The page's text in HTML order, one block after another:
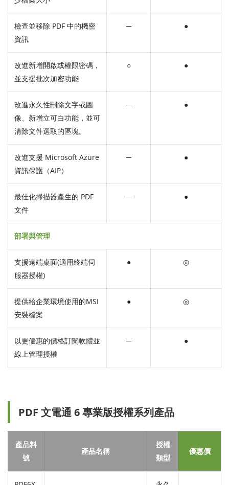
檢查並移除 PDF 中的機密
資訊
─ ●
改進新增開啟或權限密碼，
並支援批次加密功能
○ ●
改進永久性刪除文字或圖
像、新增立可白功能，並可
清除文件選取的區塊。
─ ●
改進支援 Microsoft Azure
資訊保護（AIP）
─ ●
最佳化掃描器產生的 PDF
文件
─ ●
部署與管理
支援遠端桌面(適用終端伺
服器授權)
● ◎
提供給企業環境使用的MSI
安裝檔案
● ◎
以更優惠的價格訂閱軟體並
線上管理授權
─ ●
PDF 文電通 6 專業版授權系列產品
產品料
號
產品名稱
授權
類型
優惠價